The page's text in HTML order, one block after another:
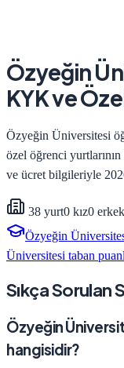
Özyeğin
KYK ve
Özyeğin Üniversitesi
özel öğrenci
ve ücret bilgileriyle
38 yurt0 kız0 erkek
Özyeğin
Üniversitesi taban
Sıkça Sorulan
Özyeğin
hangisidir?